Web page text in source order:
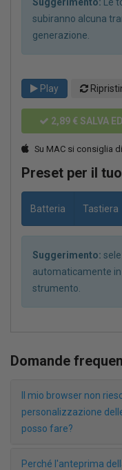
subiranno alcuna
generazione.
Play
2,89 € SALVA
Su MAC si consiglia
Preset per il
Batteria Tastiera
Suggerimento:
automaticamente
strumento.
Domande
Il mio browser non
personalizzazione
posso fare?
Perché l'anteprima